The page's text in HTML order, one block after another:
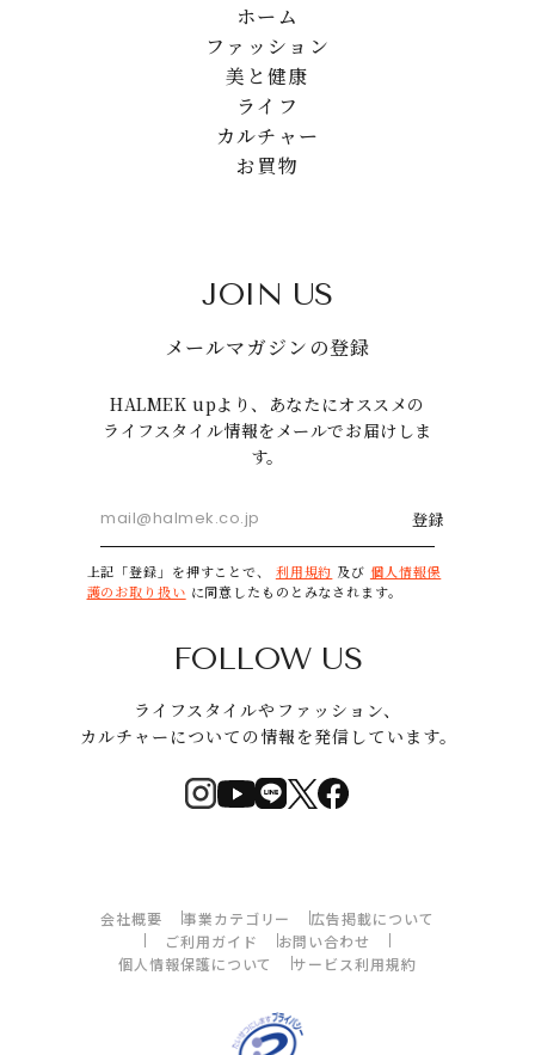
ホーム
ファッション
美と健康
ライフ
カルチャー
お買物
JOIN US
メールマガジンの登録
HALMEK upより、あなたにオススメの
ライフスタイル情報をメールでお届けしま
す。
登録
上記「登録」を押すことで、 利用規約 及び 個人情報保
護のお取り扱い に同意したものとみなされます。
FOLLOW US
ライフスタイルやファッション、
カルチャーについての情報を発信しています。
会社概要 事業カテゴリー
広告掲載について
ご利用ガイド
お問い合わせ
個人情報保護について
サービス利用規約